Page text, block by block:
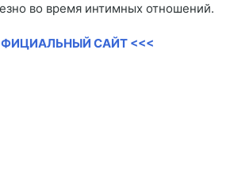
во время интимных отношений.
САЙТ <<<